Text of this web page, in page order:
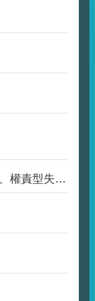
3-1. 臺北市失智社區服務據點、權責型失智社區服務據點及失智共同照護中心布建清單